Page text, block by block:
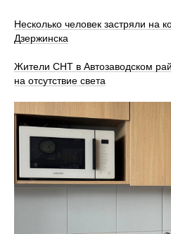
Несколько человек застряли на
Дзержинска
Жители СНТ в Автозаводском
на отсутствие света